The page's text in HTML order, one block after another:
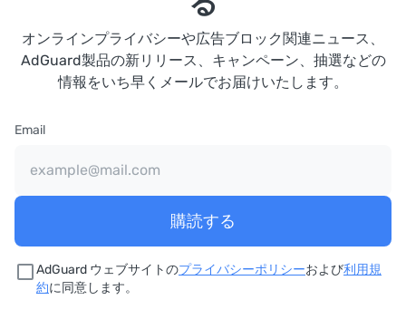
オンラインプライバシーや広告ブロック関連ニュース、
AdGuard製品の新リリース、キャンペーン、抽選などの
情報をいち早くメールでお届けいたします。
Email
購読する
AdGuard ウェブサイトのプライバシーポリシーおよび利用規
約に同意します。